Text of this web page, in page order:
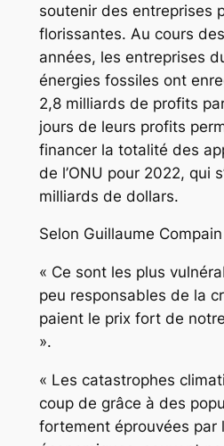
soutenir des entreprises
florissantes. Au cours
années, les entreprises
énergies fossiles ont
2,8 milliards de profits
jours de leurs profits
financer la totalité des
de l’ONU pour 2022, qui
milliards de dollars.
Selon Guillaume
« Ce sont les plus
peu responsables de la
paient le prix fort de
».
« Les catastrophes
coup de grâce à des
fortement éprouvées par